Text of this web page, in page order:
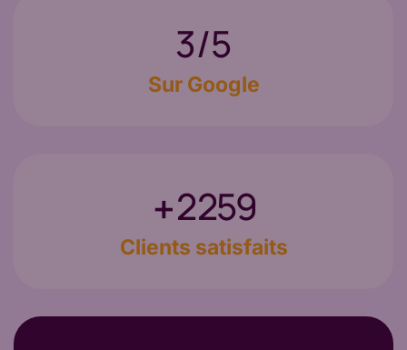
+3 012
Clients satisfaits
4,6/5
Sur Google